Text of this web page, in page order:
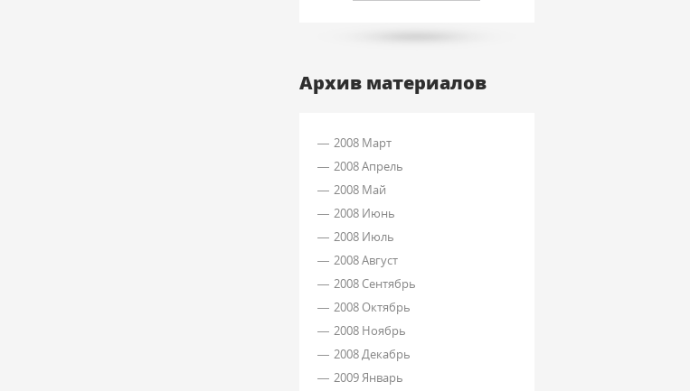
Архив материалов
2008 Март
2008 Апрель
2008 Май
2008 Июнь
2008 Июль
2008 Август
2008 Сентябрь
2008 Октябрь
2008 Ноябрь
2008 Декабрь
2009 Январь